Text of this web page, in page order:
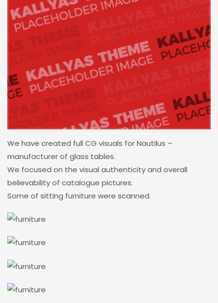
We have created full CG visuals for Nautilus –
manufacturer of glass tables.
We focused on the visual authenticity and overall
believability of catalogue pictures.
Some of sitting furniture were scanned.